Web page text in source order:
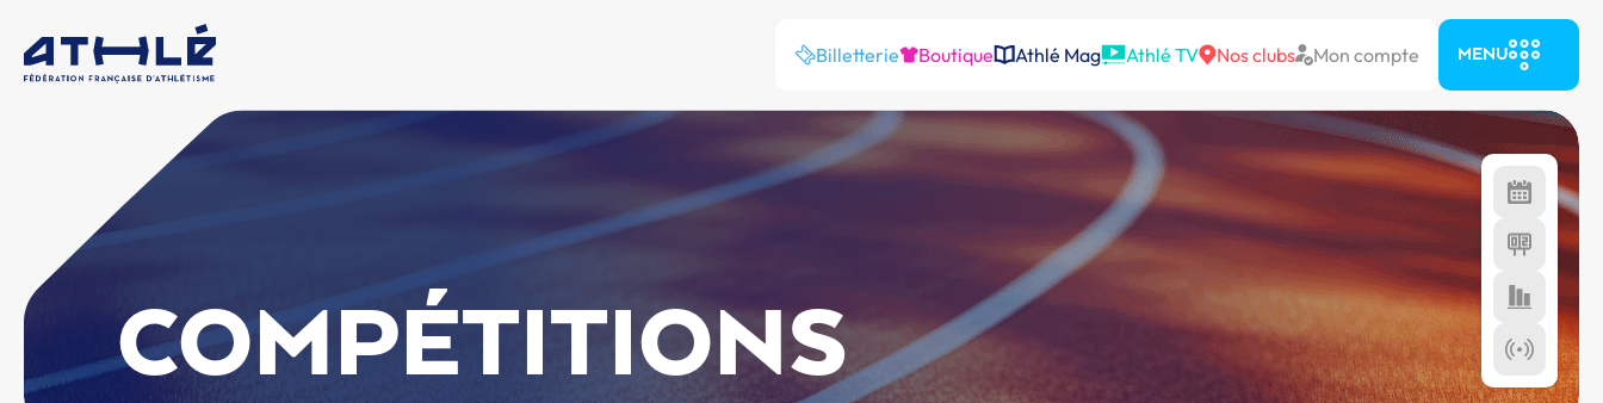
Billetterie Boutique Athlé Mag Athlé TV Nos clubs Mon compte MENU
COMPÉTITIONS